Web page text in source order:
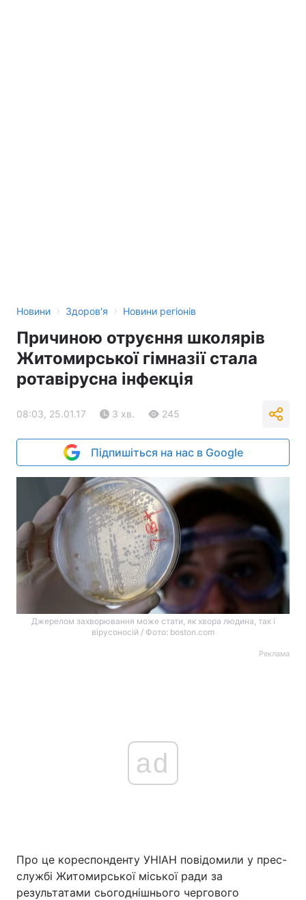
Новини › Здоров'я › Новини регіонів
Причиною отруєння школярів
Житомирської гімназії стала
ротавірусна інфекція
08:03, 25.01.17 3 хв. 245
Підпишіться на нас в Google
Джерелом захворювання може стати, як хвора людина, так і
вірусоносій / Фото: boston.com
Реклама
ad
Про це кореспонденту УНІАН повідомили у прес-
службі Житомирської міської ради за
результатами сьогоднішнього чергового